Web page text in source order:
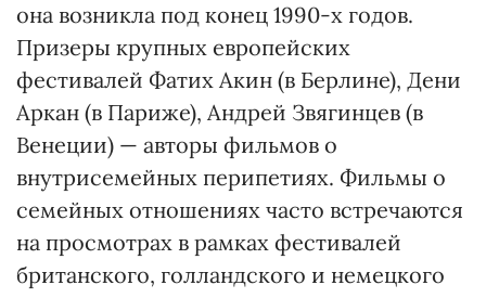
она возникла под конец 1990-х годов.
Призеры крупных европейских
фестивалей Фатих Акин (в Берлине), Дени
Аркан (в Париже), Андрей Звягинцев (в
Венеции) — авторы фильмов о
внутрисемейных перипетиях. Фильмы о
семейных отношениях часто встречаются
на просмотрах в рамках фестивалей
британского, голландского и немецкого